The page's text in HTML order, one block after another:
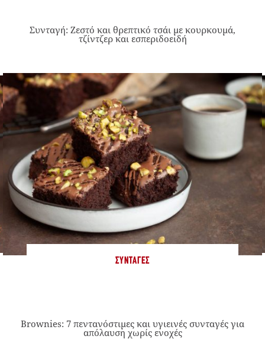
Συνταγή: Ζεστό και θρεπτικό τσάι με κουρκουμά,
τζίντζερ και εσπεριδοειδή
ΣΥΝΤΑΓΈΣ
Brownies: 7 πεντανόστιμες και υγιεινές συνταγές για
απόλαυση χωρίς ενοχές